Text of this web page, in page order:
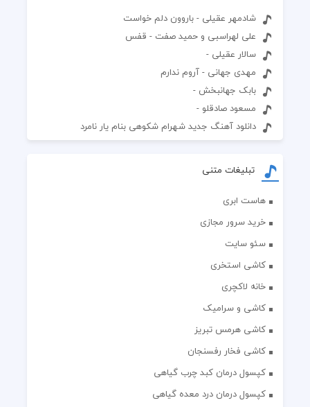
شادمهر عقیلی - باروون دلم خواست
علی لهراسبی و حمید صفت - قفس
سالار عقیلی -
مهدی جهانی - آروم ندارم
بابک جهانبخش -
مسعود صادقلو -
دانلود آهنگ جدید شهرام شکوهی بنام یار نامرد
تبلیغات متنی
هاست ابری
خرید سرور مجازی
سئو سایت
کاشی استخری
خانه لاکچری
کاشی و سرامیک
کاشی هرمس تبریز
کاشی فخار رفسنجان
کپسول درمان کبد چرب گیاهی
کپسول درمان درد معده گیاهی